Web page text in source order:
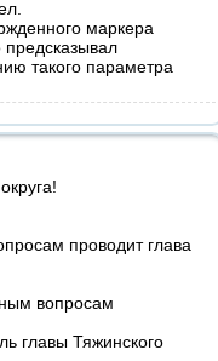
маркера
такого параметра
проводит глава
вопросам
главы Тяжинского